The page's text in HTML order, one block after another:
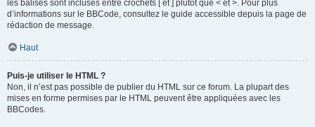
les balises sont incluses entre crochets [ et ] plutôt que < et >. Pour plus
d’informations sur le BBCode, consultez le guide accessible depuis la page de
rédaction de message.
Haut
Puis-je utiliser le HTML ?
Non, il n’est pas possible de publier du HTML sur ce forum. La plupart des
mises en forme permises par le HTML peuvent être appliquées avec les
BBCodes.